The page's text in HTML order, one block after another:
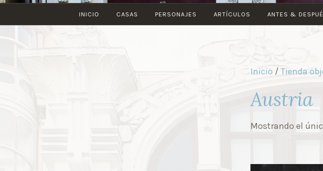
INICIO CASAS PERSONAJES ARTÍCULOS ANTES &
Inicio / Tienda
Austria
Mostrando el